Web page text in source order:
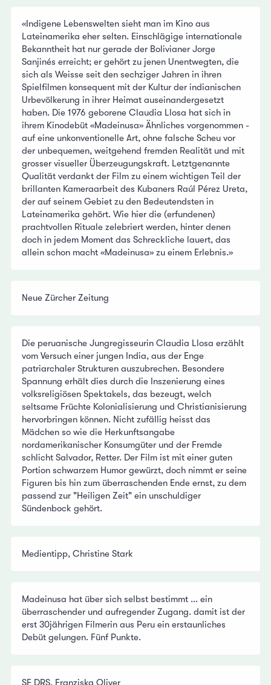
«Indigene Lebenswelten sieht man im Kino aus
Lateinamerika eher selten. Einschlägige internationale
Bekanntheit hat nur gerade der Bolivianer Jorge
Sanjinés erreicht; er gehört zu jenen Unentwegten, die
sich als Weisse seit den sechziger Jahren in ihren
Spielfilmen konsequent mit der Kultur der indianischen
Urbevölkerung in ihrer Heimat auseinandergesetzt
haben. Die 1976 geborene Claudia Llosa hat sich in
ihrem Kinodebüt «Madeinusa» Ähnliches vorgenommen -
auf eine unkonventionelle Art, ohne falsche Scheu vor
der unbequemen, weitgehend fremden Realität und mit
grosser visueller Überzeugungskraft. Letztgenannte
Qualität verdankt der Film zu einem wichtigen Teil der
brillanten Kameraarbeit des Kubaners Raúl Pérez Ureta,
der auf seinem Gebiet zu den Bedeutendsten in
Lateinamerika gehört. Wie hier die (erfundenen)
prachtvollen Rituale zelebriert werden, hinter denen
doch in jedem Moment das Schreckliche lauert, das
allein schon macht «Madeinusa» zu einem Erlebnis.»
Neue Zürcher Zeitung
Die peruanische Jungregisseurin Claudia Llosa erzählt
vom Versuch einer jungen India, aus der Enge
patriarchaler Strukturen auszubrechen. Besondere
Spannung erhält dies durch die Inszenierung eines
volksreligiösen Spektakels, das bezeugt, welch
seltsame Früchte Kolonialisierung und Christianisierung
hervorbringen können. Nicht zufällig heisst das
Mädchen so wie die Herkunftsangabe
nordamerikanischer Konsumgüter und der Fremde
schlicht Salvador, Retter. Der Film ist mit einer guten
Portion schwarzem Humor gewürzt, doch nimmt er seine
Figuren bis hin zum überraschenden Ende ernst, zu dem
passend zur "Heiligen Zeit" ein unschuldiger
Sündenbock gehört.
Medientipp, Christine Stark
Madeinusa hat über sich selbst bestimmt ... ein
überraschender und aufregender Zugang. damit ist der
erst 30jährigen Filmerin aus Peru ein erstaunliches
Debüt gelungen. Fünf Punkte.
SF DRS, Franziska Oliver